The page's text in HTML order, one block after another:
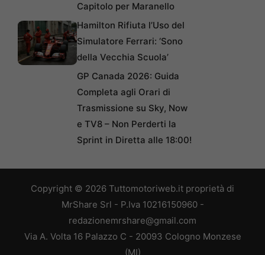
Capitolo per Maranello
Hamilton Rifiuta l’Uso del
Simulatore Ferrari: ‘Sono
della Vecchia Scuola’
GP Canada 2026: Guida
Completa agli Orari di
Trasmissione su Sky, Now
e TV8 – Non Perderti la
Sprint in Diretta alle 18:00!
Copyright © 2026 Tuttomotoriweb.it proprietà di
MrShare Srl - P.Iva 10216150960 -
redazionemrshare@gmail.com
Via A. Volta 16 Palazzo C - 20093 Cologno Monzese
(MI)